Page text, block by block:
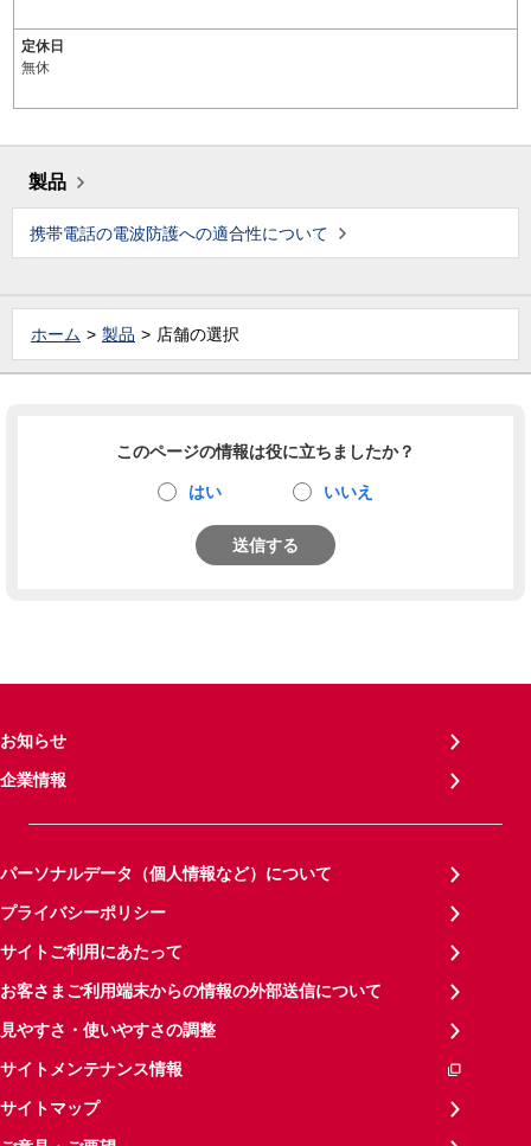
定休日
無休
製品
携帯電話の電波防護への適合性について
ホーム 製品 店舗の選択
このページの情報は役に立ちましたか？
はい いいえ
送信する
お知らせ
企業情報
パーソナルデータ（個人情報など）について
プライバシーポリシー
サイトご利用にあたって
お客さまご利用端末からの情報の外部送信について
見やすさ・使いやすさの調整
サイトメンテナンス情報
サイトマップ